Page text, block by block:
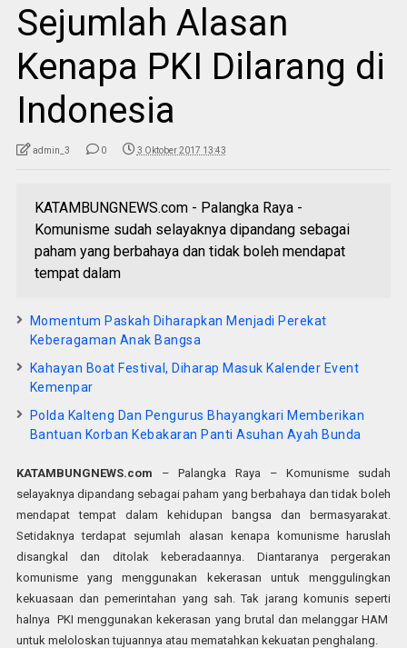
Sejumlah Alasan
Kenapa PKI Dilarang di
Indonesia
admin_3 0 3 Oktober 2017 13:43
KATAMBUNGNEWS.com - Palangka Raya -
Komunisme sudah selayaknya dipandang sebagai
paham yang berbahaya dan tidak boleh mendapat
tempat dalam
Momentum Paskah Diharapkan Menjadi Perekat
Keberagaman Anak Bangsa
Kahayan Boat Festival, Diharap Masuk Kalender Event
Kemenpar
Polda Kalteng Dan Pengurus Bhayangkari Memberikan
Bantuan Korban Kebakaran Panti Asuhan Ayah Bunda
KATAMBUNGNEWS.com – Palangka Raya – Komunisme sudah
selayaknya dipandang sebagai paham yang berbahaya dan tidak boleh
mendapat tempat dalam kehidupan bangsa dan bermasyarakat.
Setidaknya terdapat sejumlah alasan kenapa komunisme haruslah
disangkal dan ditolak keberadaannya. Diantaranya pergerakan
komunisme yang menggunakan kekerasan untuk menggulingkan
kekuasaan dan pemerintahan yang sah. Tak jarang komunis seperti
halnya PKI menggunakan kekerasan yang brutal dan melanggar HAM
untuk meloloskan tujuannya atau mematahkan kekuatan penghalang.